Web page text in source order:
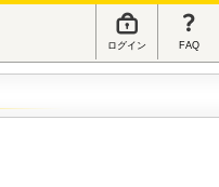
ログイン FAQ